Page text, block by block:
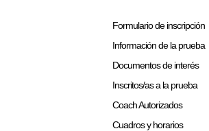
Formulario de inscripción
Información de la prueba
Documentos de interés
Inscritos/as a la prueba
Coach Autorizados
Cuadros y horarios